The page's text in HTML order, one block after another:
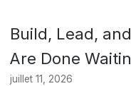
Build, Lead,
Are Done
juillet 11, 2026